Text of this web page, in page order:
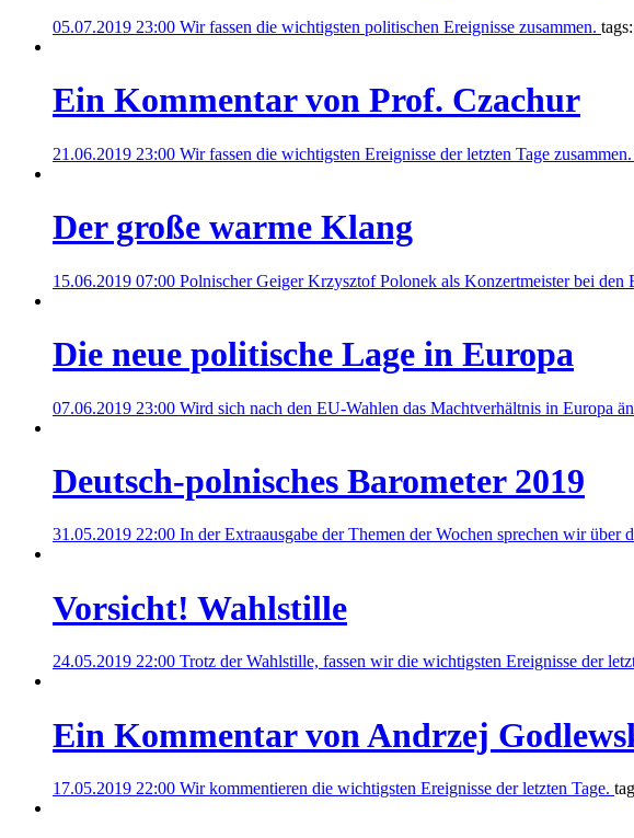
05.07.2019 23:00 Wir fassen die wichtigsten politischen Ereignisse zusammen. tags:
Ein Kommentar von Prof. Czachur
21.06.2019 23:00 Wir fassen die wichtigsten Ereignisse der letzten Tage zusammen.
Der große warme Klang
15.06.2019 07:00 Polnischer Geiger Krzysztof Polonek als Konzertmeister bei den
Die neue politische Lage in Europa
07.06.2019 23:00 Wird sich nach den EU-Wahlen das Machtverhältnis in Europa
Deutsch-polnisches Barometer 2019
31.05.2019 22:00 In der Extraausgabe der Themen der Wochen sprechen wir über
Vorsicht! Wahlstille
24.05.2019 22:00 Trotz der Wahlstille, fassen wir die wichtigsten Ereignisse der
Ein Kommentar von Andrzej
17.05.2019 22:00 Wir kommentieren die wichtigsten Ereignisse der letzten Tage.